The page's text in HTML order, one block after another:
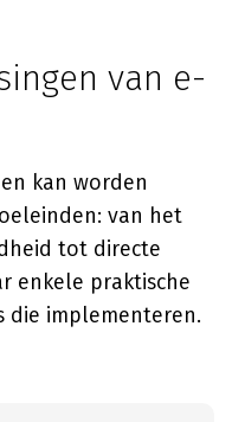
van e-
kan worden
van het
tot directe
enkele praktische
die implementeren.